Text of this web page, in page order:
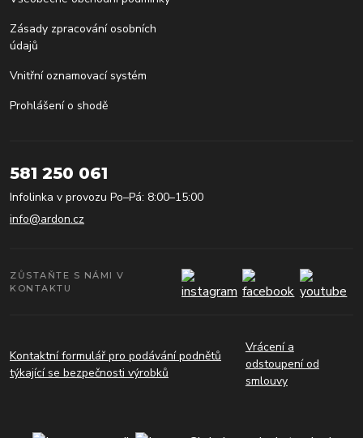
Zásady zpracování osobních
údajů
Vnitřní oznamovací systém
Prohlášení o shodě
581 250 061
Infolinka v provozu Po–Pá: 8:00–15:00
info@ardon.cz
ZŮSTAŇTE S NÁMI V
KONTAKTU
Kontaktní formulář pro podávání podnětů
týkající se bezpečnosti výrobků
Vrácení a
odstoupení od
smlouvy